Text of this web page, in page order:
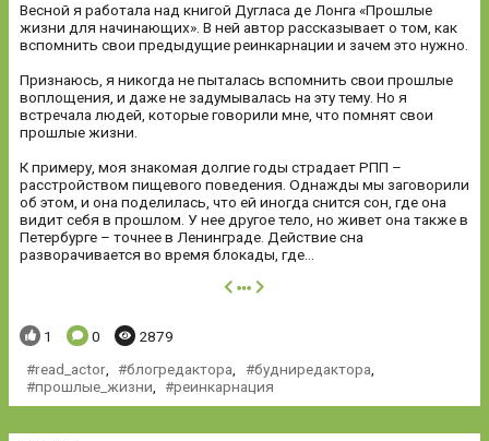
Весной я работала над книгой Дугласа де Лонга «Прошлые
жизни для начинающих». В ней автор рассказывает о том, как
вспомнить свои предыдущие реинкарнации и зачем это нужно.
Признаюсь, я никогда не пыталась вспомнить свои прошлые
воплощения, и даже не задумывалась на эту тему. Но я
встречала людей, которые говорили мне, что помнят свои
прошлые жизни.
К примеру, моя знакомая долгие годы страдает РПП –
расстройством пищевого поведения. Однажды мы заговорили
об этом, и она поделилась, что ей иногда снится сон, где она
видит себя в прошлом. У нее другое тело, но живет она также в
Петербурге – точнее в Ленинграде. Действие сна
разворачивается во время блокады, где...
далее
Понравилось:
1 Комментариев:
0 Просмотров:
2879
read_actor, блогредактора, будниредактора,
прошлые_жизни, реинкарнация